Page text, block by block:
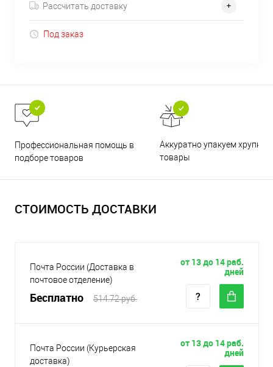
Рассчитать доставку
Под заказ
Профессиональная помощь в
подборе товаров
Аккуратно упакуем хрупкие
товары
СТОИМОСТЬ ДОСТАВКИ
Почта России (Доставка в
почтовое отделение)
Бесплатно 514.72 руб.
от 13 до 14 раб.
дней
Почта России (Курьерская
доставка)
от 13 до 14 раб.
дней